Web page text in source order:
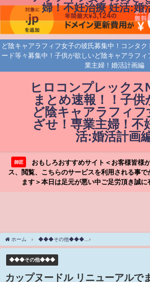
ど陰キャアラフィフ女子の彼氏募集中！コンタク
ード等々募集中！子供が欲しいど陰キャアラフ
業主婦！婚活計画編
ヒロコンプレックス
まとめ速報！！子供
ど陰キャアラフィフ
ざせ！専業主婦！不
活:婚活計画
婦！不妊治療 妊活:婚
師匠
おもしろおすすめサイト＜お客様皆様
ス、閲覧、こちらのサービスを利用される事
ます＞本日は足元が悪い中ご足労頂き誠に
ホーム ◆◆◆その他◆◆◆
◆◆◆その他◆◆◆
カップヌードル リニューアルで